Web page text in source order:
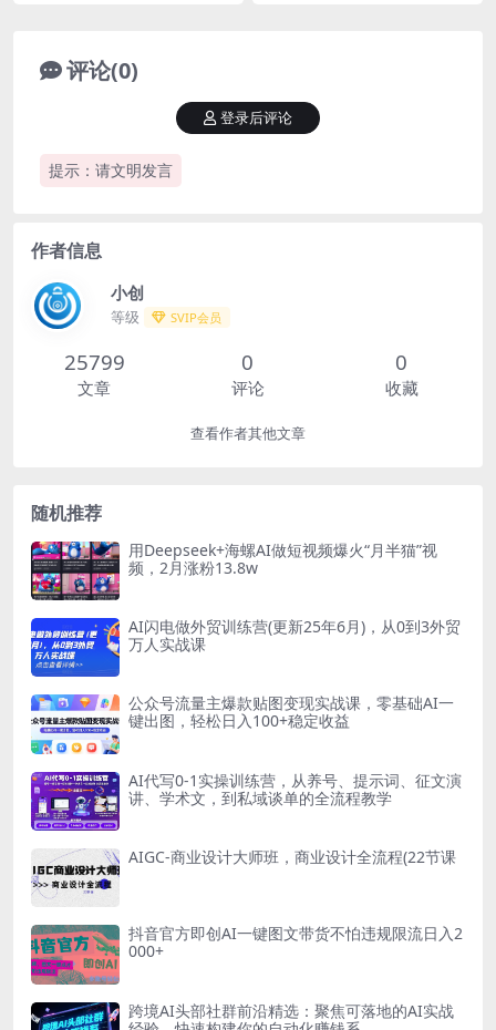
评论(0)
提示：请文明发言
登录后评论
作者信息
小创
等级 SVIP会员
25799
文章
0
评论
0
收藏
查看作者其他文章
随机推荐
用Deepseek+海螺AI做短视频爆火“月半猫”视
频，2月涨粉13.8w
AI闪电做外贸训练营(更新25年6月)，从0到3外贸
万人实战课
公众号流量主爆款贴图变现实战课，零基础AI一
键出图，轻松日入100+稳定收益
AI代写0-1实操训练营，从养号、提示词、征文演
讲、学术文，到私域谈单的全流程教学
AIGC-商业设计大师班，商业设计全流程(22节课
抖音官方即创AI一键图文带货不怕违规限流日入2
000+
跨境AI头部社群前沿精选：聚焦可落地的AI实战